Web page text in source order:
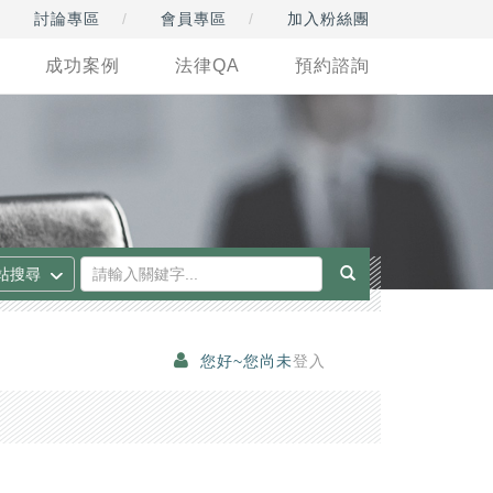
討論專區 會員專區 加入粉絲團
成功案例 法律QA 預約諮詢
您好~您尚未登入